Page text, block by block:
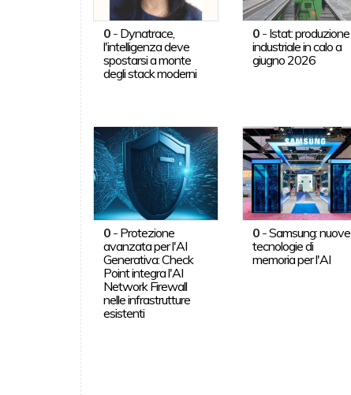
0- Dynatrace,
l'intelligenza deve
spostarsi a monte
degli stack moderni
0 - Istat: produzione
industriale in calo a
giugno 2026
0- Protezione
avanzata per l'AI
Generativa: Check
Point integra l'AI
Network Firewall
nelle infrastrutture
esistenti
0 -Samsung: nuove
tecnologie di
memoria per l'AI